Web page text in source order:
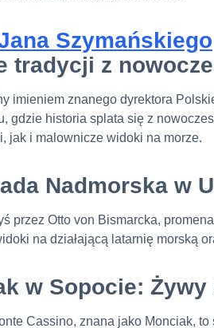
Szymańskiego
tradycji z
imieniem znanego dyrektora
gdzie historia splata się z
jak i malownicze widoki na morze.
Nadmorska w
przez Otto von Bismarcka,
na działającą latarnię morską
w Sopocie:
Cassino, znana jako Monciak,